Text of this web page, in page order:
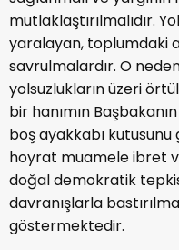
mutlaklaştırılmalıdır.
yaralayan, toplumdaki
savrulmalardır. O
yolsuzlukların üzeri
bir hanımın
boş ayakkabı
hoyrat muamele ibret
doğal demokratik
davranışlarla
göstermektedir.